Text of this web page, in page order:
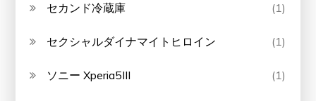
セカンド冷蔵庫 (1)
セクシャルダイナマイトヒロイン (1)
ソニー Xperia5III (1)